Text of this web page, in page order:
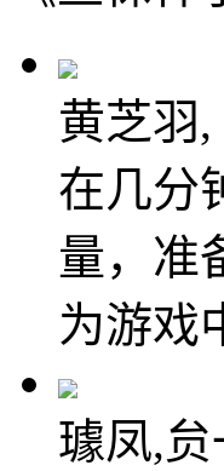
黄芝羽,
在几分
量，准
为游戏
璩凤,贠